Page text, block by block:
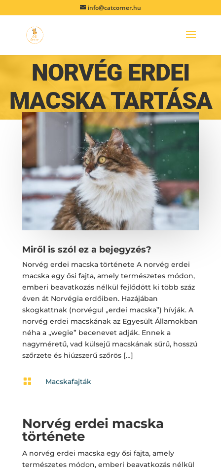
info@catcorner.hu
NORVÉG ERDEI
MACSKA TARTÁSA
Miről is szól ez a bejegyzés?
Norvég erdei macska története A norvég erdei
macska egy ősi fajta, amely természetes módon,
emberi beavatkozás nélkül fejlődött ki több száz
éven át Norvégia erdőiben. Hazájában
skogkattnak (norvégul „erdei macska”) hívják. A
norvég erdei macskának az Egyesült Államokban
néha a „wegie” becenevet adják. Ennek a
nagyméretű, vad külsejű macskának sűrű, hosszú
szőrzete és hiúzszerű szőrös […]
 Macskafajták
Norvég erdei macska
története
A norvég erdei macska egy ősi fajta, amely
természetes módon, emberi beavatkozás nélkül